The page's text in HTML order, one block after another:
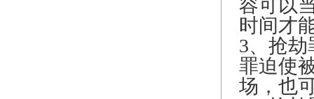
容可以
时间才
3、抢
罪迫使
场，也